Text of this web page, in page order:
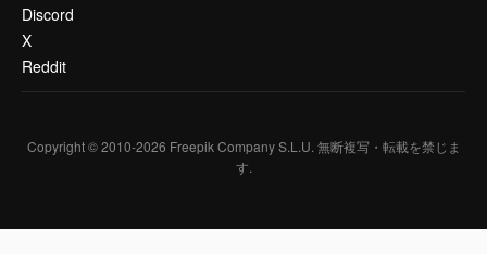
Discord
X
Reddit
Copyright © 2010-2026 Freepik Company S.L.U. 無断複写・転載を禁じま
す.